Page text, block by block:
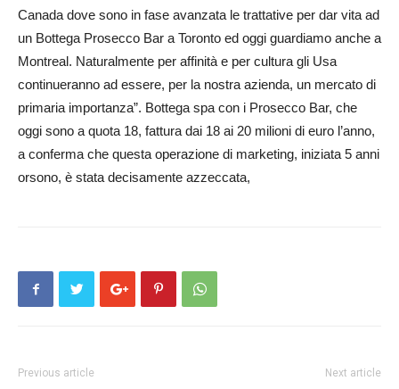
Canada dove sono in fase avanzata le trattative per dar vita ad
un Bottega Prosecco Bar a Toronto ed oggi guardiamo anche a
Montreal. Naturalmente per affinità e per cultura gli Usa
continueranno ad essere, per la nostra azienda, un mercato di
primaria importanza”. Bottega spa con i Prosecco Bar, che
oggi sono a quota 18, fattura dai 18 ai 20 milioni di euro l’anno,
a conferma che questa operazione di marketing, iniziata 5 anni
orsono, è stata decisamente azzeccata,
Previous article Next article